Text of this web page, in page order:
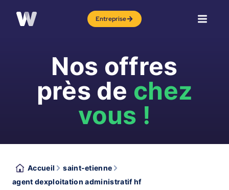
Entreprise
Nos offres
près de chez
vous !
Accueil
saint-etienne
agent dexploitation administratif hf